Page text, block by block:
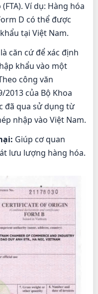
Ví dụ: Hàng hóa
D có thể được
tại Việt Nam.
căn cứ để xác định
khẩu vào một
công văn
2013 của Bộ Khoa
đã qua sử dụng từ
nhập vào Việt Nam.
Giúp cơ quan
lưu lượng hàng hóa.